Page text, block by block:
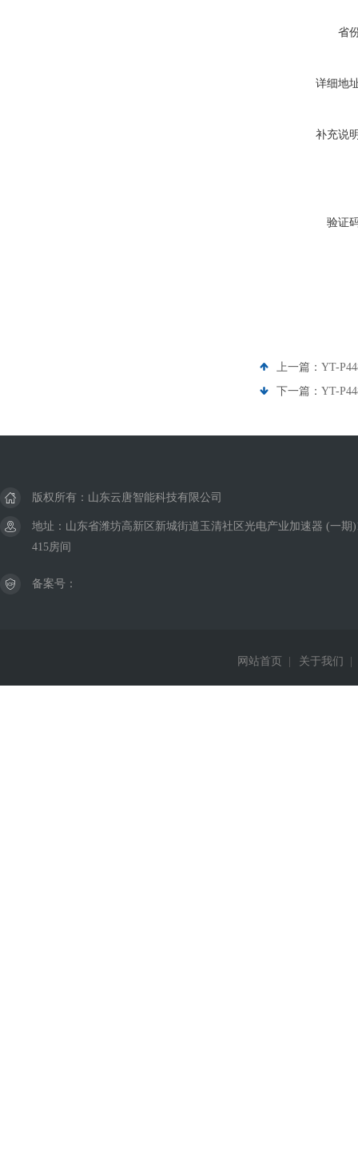
省
详细地
补充说
验证
上一篇： YT-
下一篇： YT-
版权所有：山东云唐智能科技有限公司
地址：山东省潍坊高新区新城街道玉清社区光电产业加速器 (一期
415房间
备案号：
网站首页 关于我们